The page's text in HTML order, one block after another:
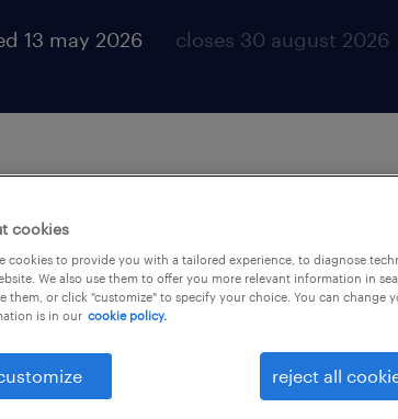
13 may 2026 closes 30 august 2026
一般事務・OA事務
cookies
cookies to provide you with a tailored experience, to diagnose
We also use them to offer you more relevant information in
them, or click "customize" to specify your choice. You can change
is in our cookie policy.
reject all